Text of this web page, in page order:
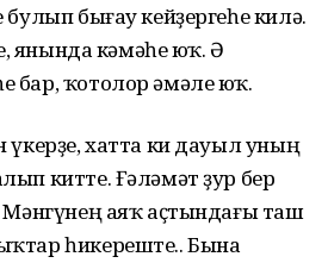
бығау кейҙергеһе килә.
янында кәмәһе юҡ. Ә
бар, ҡотолор әмәле юҡ.
хатта ки дауыл уның
китте. Ғәләмәт ҙур бер
аяҡ аҫтындағы таш
һикереште.. Бына